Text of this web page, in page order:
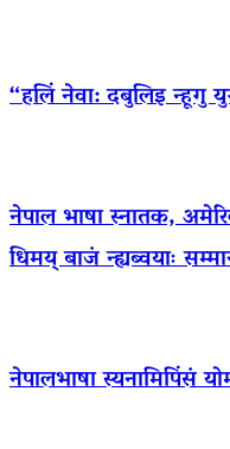
“हलिं नेवा: दबुलिइ न्हूगु
नेपाल भाषा स्नातक,
धिमय् बाजं न्ह्यब्वयाः
नेपालभाषा स्यनामिपिंसं